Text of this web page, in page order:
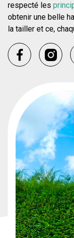
respecté les
obtenir une belle
la tailler et ce,